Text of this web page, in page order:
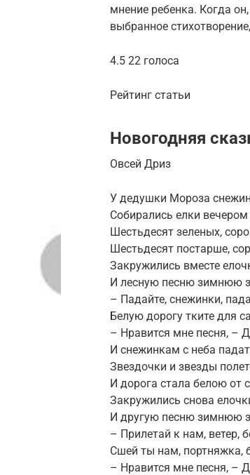
мнение ребенка. Когда
выбранное
4.5 22 голоса
Рейтинг статьи
Новогодняя
Овсей Дриз
У дедушки Мороза
Собирались елки вечером
Шестьдесят зеленых,
Шестьдесят постарше,
Закружились вместе
И лесную песню зимнюю
– Падайте, снежинки,
Белую дорогу тките для
– Нравится мне песня, –
И снежинкам с неба
Звездочки и звезды
И дорога стала белою от
Закружились снова
И другую песню зимнюю
– Прилетай к нам, ветер,
Сшей ты нам, портняжка,
– Нравится мне песня, –